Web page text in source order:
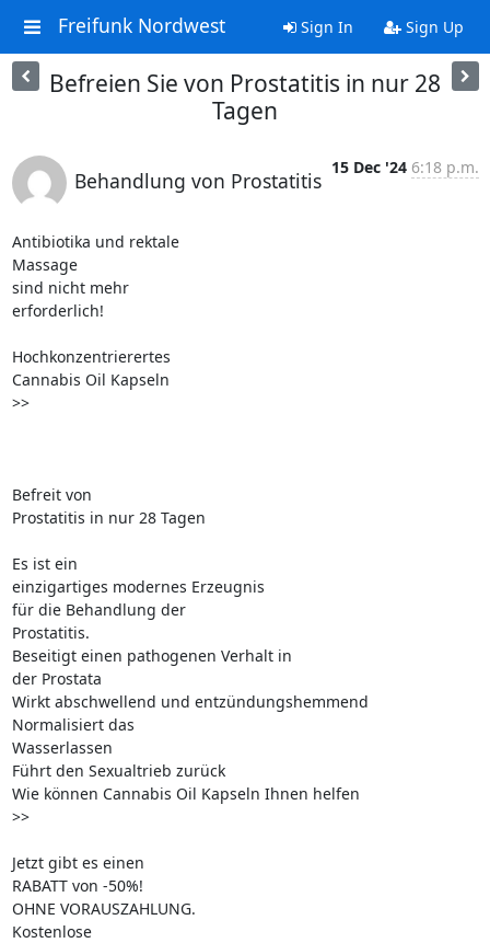
Freifunk Nordwest Sign In Sign Up
Befreien Sie von Prostatitis in nur 28
Tagen
Behandlung von Prostatitis
15 Dec '24 6:18 p.m.
Antibiotika und rektale
Massage
sind nicht mehr
erforderlich!
Hochkonzentrierertes
Cannabis Oil Kapseln
>>
Befreit von
Prostatitis in nur 28 Tagen
Es ist ein
einzigartiges modernes Erzeugnis
für die Behandlung der
Prostatitis.
Beseitigt einen pathogenen Verhalt in
der Prostata
Wirkt abschwellend und entzündungshemmend
Normalisiert das
Wasserlassen
Führt den Sexualtrieb zurück
Wie können Cannabis Oil Kapseln Ihnen helfen
>>
Jetzt gibt es einen
RABATT von -50%!
OHNE VORAUSZAHLUNG.
Kostenlose